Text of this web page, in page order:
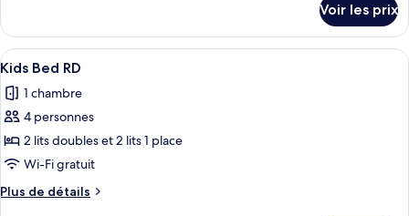
Premier
Suite
MT
le
type
de
Premier
Suite
Voir les prix
Afficher
toutes
les
photos
pour
ce
type
de
Une chambre moderne avec un lit
3
Kids Bed RD
1 chambre
4 personnes
2 lits doubles et 2 lits 1 place
Wi-Fi gratuit
Plus de détails
Plus